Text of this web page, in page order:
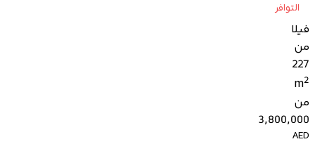
التوافر
فيلا
من
227
m2
من
3,800,000
AED